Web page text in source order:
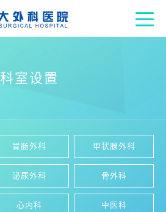
科室设置
胃肠外科 甲状腺外科
泌尿外科 骨外科
心内科 中医科